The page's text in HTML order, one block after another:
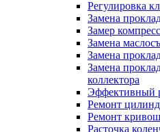
Регулировка
Замена
Замер
Замена
Замена
Замена
коллектора
Эффективный
Ремонт
Ремонт
Расточка